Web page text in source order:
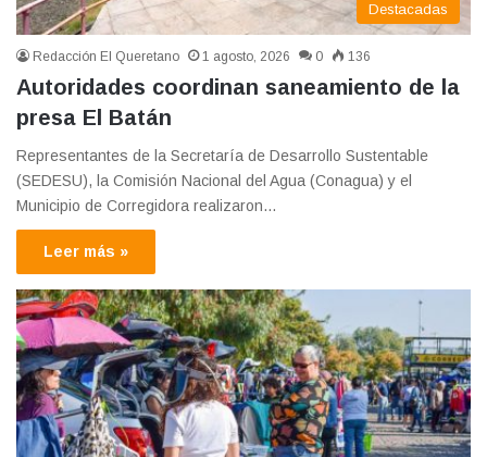
Destacadas
Redacción El Queretano 1 agosto, 2026 0 136
Autoridades coordinan saneamiento de la
presa El Batán
Representantes de la Secretaría de Desarrollo Sustentable
(SEDESU), la Comisión Nacional del Agua (Conagua) y el
Municipio de Corregidora realizaron…
Leer más »